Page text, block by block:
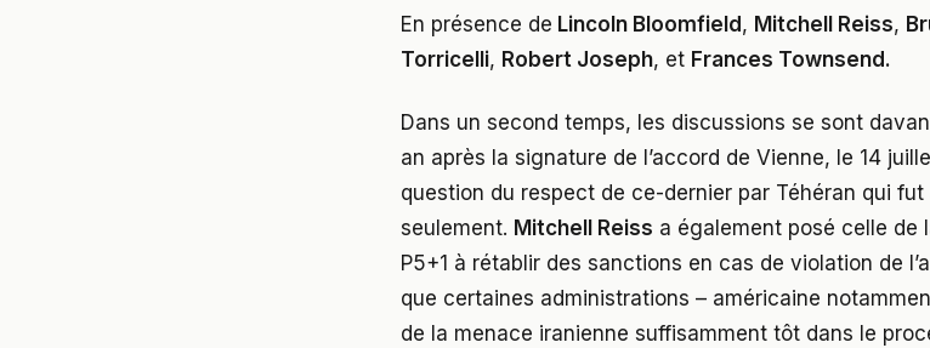
En présence de Lincoln Bloomfield, Mitchell Reiss,
Torricelli, Robert Joseph, et Frances Townsend.
Dans un second temps, les discussions se sont
an après la signature de l’accord de Vienne, le 14
question du respect de ce-dernier par Téhéran qui
seulement. Mitchell Reiss a également posé celle de
P5+1 à rétablir des sanctions en cas de violation de
que certaines administrations – américaine
de la menace iranienne suffisamment tôt dans le